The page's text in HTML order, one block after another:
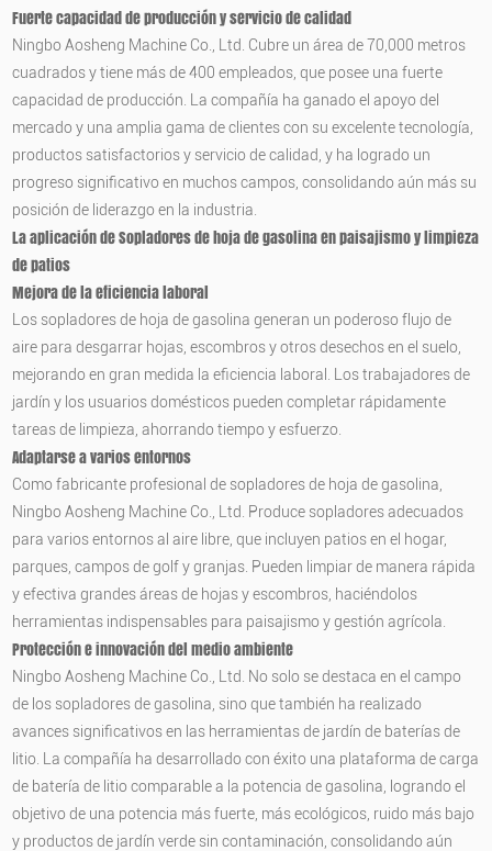
Fuerte capacidad de producción y servicio de calidad
Ningbo Aosheng Machine Co., Ltd. Cubre un área de 70,000 metros
cuadrados y tiene más de 400 empleados, que posee una fuerte
capacidad de producción. La compañía ha ganado el apoyo del
mercado y una amplia gama de clientes con su excelente tecnología,
productos satisfactorios y servicio de calidad, y ha logrado un
progreso significativo en muchos campos, consolidando aún más su
posición de liderazgo en la industria.
La aplicación deSopladores de hoja de gasolinaen paisajismo y limpieza
de patios
Mejora de la eficiencia laboral
Los sopladores de hoja de gasolina generan un poderoso flujo de
aire para desgarrar hojas, escombros y otros desechos en el suelo,
mejorando en gran medida la eficiencia laboral. Los trabajadores de
jardín y los usuarios domésticos pueden completar rápidamente
tareas de limpieza, ahorrando tiempo y esfuerzo.
Adaptarse a varios entornos
Como fabricante profesional de sopladores de hoja de gasolina,
Ningbo Aosheng Machine Co., Ltd. Produce sopladores adecuados
para varios entornos al aire libre, que incluyen patios en el hogar,
parques, campos de golf y granjas. Pueden limpiar de manera rápida
y efectiva grandes áreas de hojas y escombros, haciéndolos
herramientas indispensables para paisajismo y gestión agrícola.
Protección e innovación del medio ambiente
Ningbo Aosheng Machine Co., Ltd. No solo se destaca en el campo
de los sopladores de gasolina, sino que también ha realizado
avances significativos en las herramientas de jardín de baterías de
litio. La compañía ha desarrollado con éxito una plataforma de carga
de batería de litio comparable a la potencia de gasolina, logrando el
objetivo de una potencia más fuerte, más ecológicos, ruido más bajo
y productos de jardín verde sin contaminación, consolidando aún